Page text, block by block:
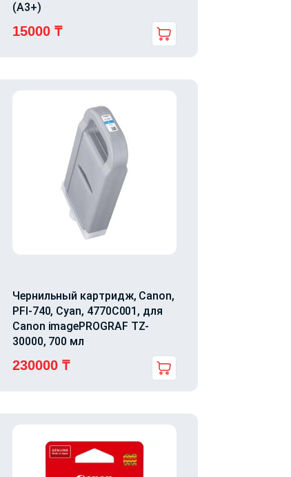
(A3+)
15000 ₸
Чернильный картридж, Canon,
PFI-740, Cyan, 4770C001, для
Canon imagePROGRAF TZ-
30000, 700 мл
230000 ₸